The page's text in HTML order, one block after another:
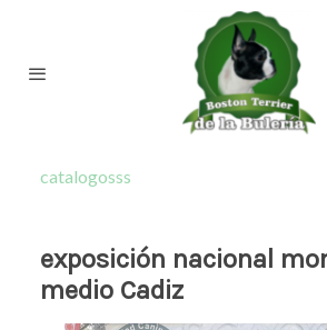
catalogosss
exposición nacional
medio Cadiz